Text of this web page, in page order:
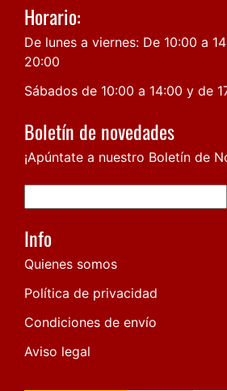
Horario:
De lunes a viernes: De 10:00 a
20:00
Sábados de 10:00 a 14:00 y de
Boletín de novedades
¡Apúntate a nuestro Boletín de
Info
Quienes somos
Política de privacidad
Condiciones de envío
Aviso legal